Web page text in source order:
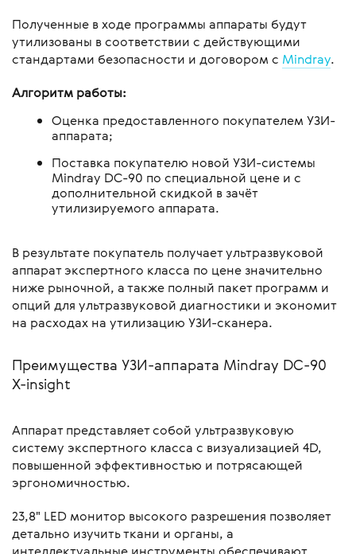
Полученные в ходе программы аппараты будут
утилизованы в соответствии с действующими
стандартами безопасности и договором с Mindray.
Алгоритм работы:
Оценка предоставленного покупателем УЗИ-
аппарата;
Поставка покупателю новой УЗИ-системы
Mindray DC-90 по специальной цене и с
дополнительной скидкой в зачёт
утилизируемого аппарата.
В результате покупатель получает ультразвуковой
аппарат экспертного класса по цене значительно
ниже рыночной, а также полный пакет программ и
опций для ультразвуковой диагностики и экономит
на расходах на утилизацию УЗИ-сканера.
Преимущества УЗИ-аппарата Mindray DC-90
X-insight
Аппарат представляет собой ультразвуковую
систему экспертного класса с визуализацией 4D,
повышенной эффективностью и потрясающей
эргономичностью.
23,8" LED монитор высокого разрешения позволяет
детально изучить ткани и органы, а